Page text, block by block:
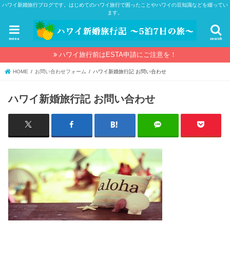
ハワイ新婚旅行ブログです。はじめてのハワイ旅行で困ったことやハワイの豆知識などを綴ってい
ます。
search
menu
ハワイ旅行前はESTA申請にご注意を！
HOME お問い合わせフォーム ハワイ新婚旅行記 お問い合わせ
ハワイ新婚旅行記 お問い合わせ